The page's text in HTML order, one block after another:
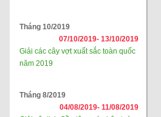
Tháng 10/2019
07/10/2019- 13/10/2019
Giải các cây vợt xuất sắc toàn quốc
năm 2019
Tháng 8/2019
04/08/2019- 11/08/2019